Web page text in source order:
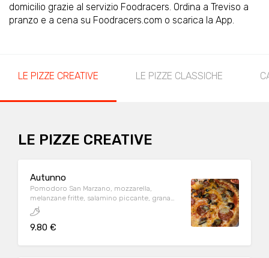
domicilio grazie al servizio Foodracers. Ordina a Treviso a
pranzo e a cena su Foodracers.com o scarica la App.
LE PIZZE CREATIVE LE PIZZE CLASSICHE
LE PIZZE CREATIVE
Autunno
Pomodoro San Marzano, mozzarella,
melanzane fritte, salamino piccante, grana
padano
9.80 €